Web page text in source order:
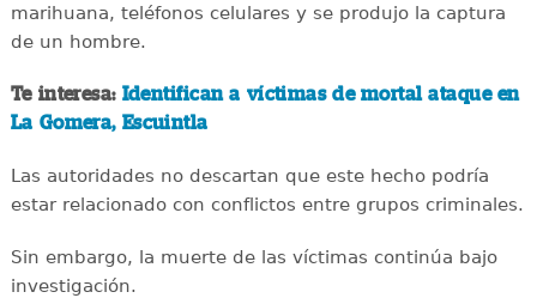
marihuana, teléfonos celulares y se produjo la captura
de un hombre.
Te interesa: Identifican a víctimas de mortal ataque en
La Gomera, Escuintla
Las autoridades no descartan que este hecho podría
estar relacionado con conflictos entre grupos criminales.
Sin embargo, la muerte de las víctimas continúa bajo
investigación.